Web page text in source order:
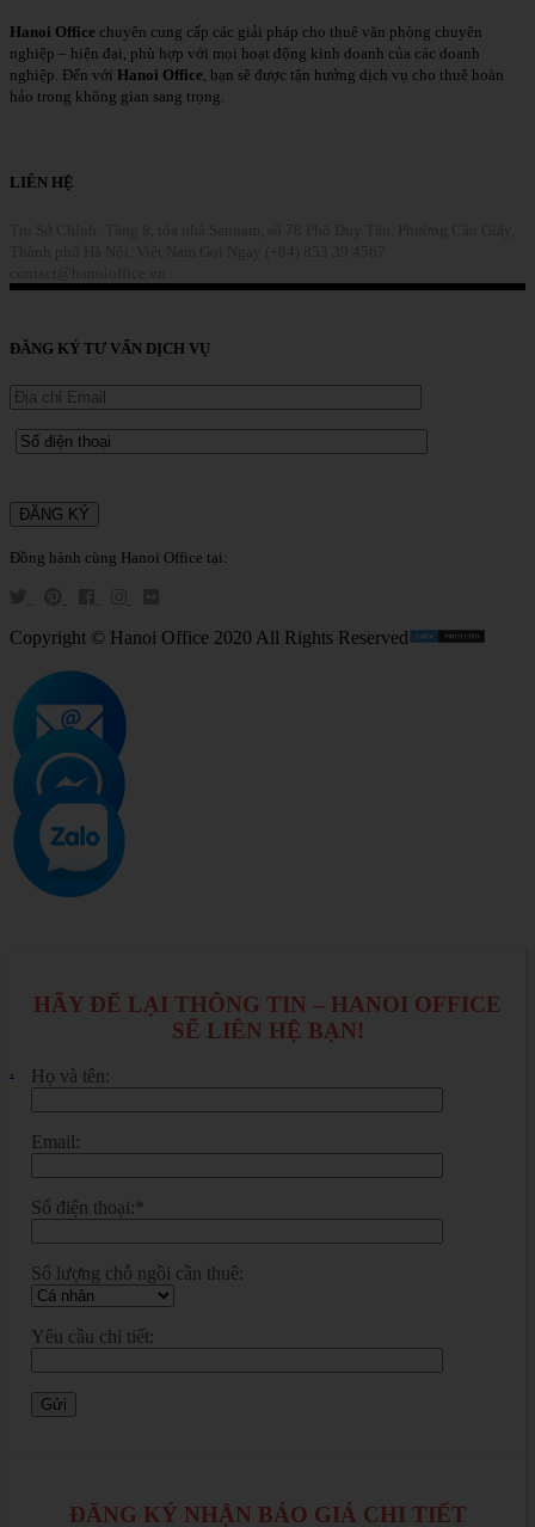
Hanoi Office chuyên cung cấp các giải pháp cho thuê văn phòng chuyên
nghiệp – hiện đại, phù hợp với mọi hoạt động kinh doanh của các doanh
nghiệp. Đến với Hanoi Office, bạn sẽ được tận hưởng dịch vụ cho thuê hoàn
hảo trong không gian sang trọng.
LIÊN HỆ
ĐĂNG KÝ TƯ VẤN DỊCH VỤ
Đồng hành cùng Hanoi Office tại:
Copyright © Hanoi Office 2020 All Rights Reserved
.
HÃY ĐỂ LẠI THÔNG TIN – HANOI OFFICE
SẼ LIÊN HỆ BẠN!
Họ và tên:
Email:
Số điện thoại:*
Số lượng chỗ ngồi cần thuê:
Yêu cầu chi tiết:
ĐĂNG KÝ NHẬN BÁO GIÁ CHI TIẾT